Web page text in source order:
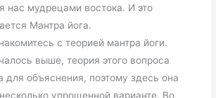
нас мудрецами востока. И это
Мантра йога.
с теорией мантра йоги.
выше, теория этого вопроса
для объяснения, поэтому здесь она
упрощенной варианте. Во